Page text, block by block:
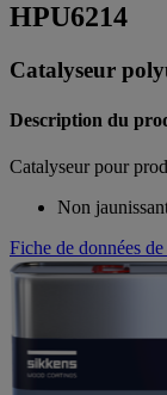
HPU6214
Catalyseur
Description du
Catalyseur pour
Non
Fiche de données